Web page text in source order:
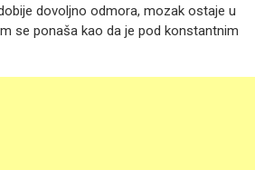
dovoljno odmora, mozak ostaje u
se ponaša kao da je pod konstantnim